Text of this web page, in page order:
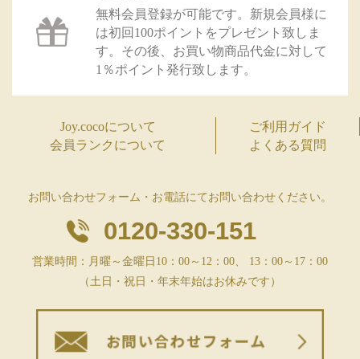
無料会員登録が可能です。新規会員様に
は初回100ポイントをプレゼント致しま
す。その後、お買い物商品代金に対して
1％ポイント発行致します。
Joy.cocoについて
ご利用ガイド
会員ランクについて
よくある質問
お問い合わせフォーム・お電話にてお問い合わせください。
0120-330-151
営業時間：月曜～金曜日10：00～12：00、 13：00～17：00
（土日・祝日・年末年始はお休みです）